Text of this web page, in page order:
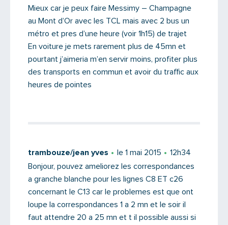
Mieux car je peux faire Messimy – Champagne
au Mont d’Or avec les TCL mais avec 2 bus un
métro et pres d’une heure (voir 1h15) de trajet
En voiture je mets rarement plus de 45mn et
pourtant j’aimeria m’en servir moins, profiter plus
des transports en commun et avoir du traffic aux
heures de pointes
trambouze/jean yves le 1 mai 2015
12h34
Bonjour, pouvez ameliorez les correspondances
a granche blanche pour les lignes C8 ET c26
concernant le C13 car le problemes est que ont
loupe la correspondances 1 a 2 mn et le soir il
faut attendre 20 a 25 mn et t il possible aussi si